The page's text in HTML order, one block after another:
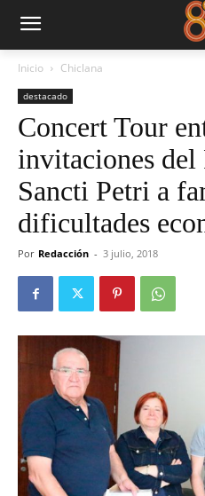
Inicio Chiclana
destacado
Concert Tour
invitaciones del
Sancti Petri a
dificultades
Por Redacción - 3 julio, 2018